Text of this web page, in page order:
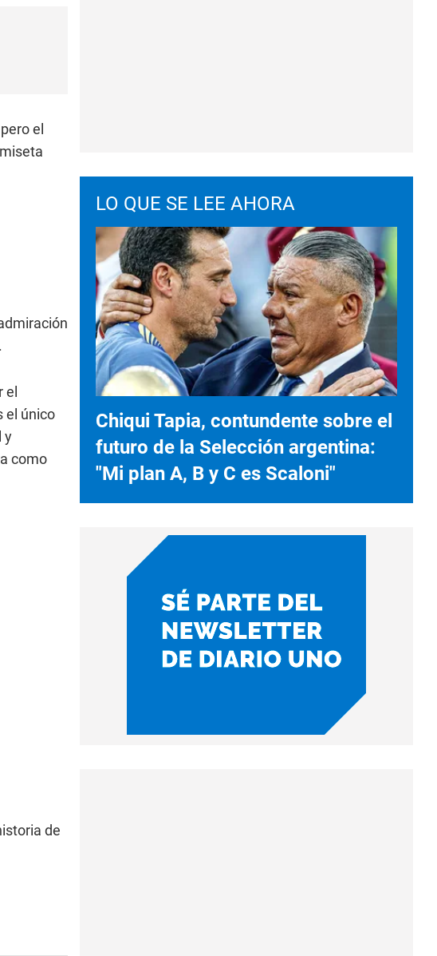
el
el único
y
como
de
LO QUE SE LEE AHORA
Chiqui Tapia, contundente sobre el
futuro de la Selección argentina:
"Mi plan A, B y C es Scaloni"